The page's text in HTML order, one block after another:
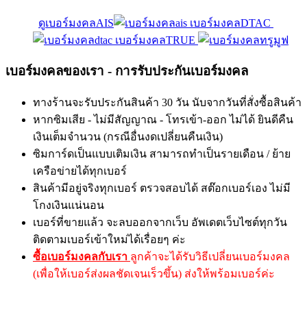
ดูเบอร์มงคลAIS
เบอร์มงคลDTAC
เบอร์มงคลTRUE
เบอร์มงคลของเรา - การรับประกันเบอร์มงคล
ทางร้านจะรับประกันสินค้า 30 วัน นับจากวันที่สั่งซื้อสินค้า
หากซิมเสีย - ไม่มีสัญญาณ - โทรเข้า-ออก ไม่ได้ ยินดีคืน
เงินเต็มจำนวน (กรณีอื่นงดเปลี่ยนคืนเงิน)
ซิมการ์ดเป็นแบบเติมเงิน สามารถทำเป็นรายเดือน / ย้าย
เครือข่ายได้ทุกเบอร์
สินค้ามีอยู่จริงทุกเบอร์ ตรวจสอบได้ สต๊อกเบอร์เอง ไม่มี
โกงเงินแน่นอน
เบอร์ที่ขายแล้ว จะลบออกจากเว็บ อัพเดตเว็บไซต์ทุกวัน
ติดตามเบอร์เข้าใหม่ได้เรื่อยๆ ค่ะ
ซื้อเบอร์มงคลกับเรา ลูกค้าจะได้รับวิธีเปลี่ยนเบอร์มงคล
(เพื่อให้เบอร์ส่งผลชัดเจนเร็วขึ้น) ส่งให้พร้อมเบอร์ค่ะ